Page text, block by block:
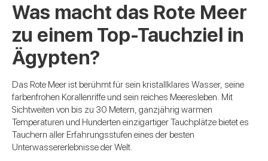
Was macht das Rote Meer
zu einem Top-Tauchziel in
Ägypten?
Das Rote Meer ist berühmt für sein kristallklares Wasser, seine
farbenfrohen Korallenriffe und sein reiches Meeresleben. Mit
Sichtweiten von bis zu 30 Metern, ganzjährig warmen
Temperaturen und Hunderten einzigartiger Tauchplätze bietet es
Tauchern aller Erfahrungsstufen eines der besten
Unterwassererlebnisse der Welt.